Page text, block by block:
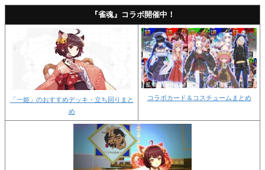
『雀魂』コラボ開催中！
「一姫」のおすすめデッキ・立ち回りまと
め
コラボカード＆コスチュームまとめ